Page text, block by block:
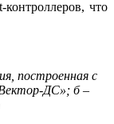
что
построенная с
ДС»; б –